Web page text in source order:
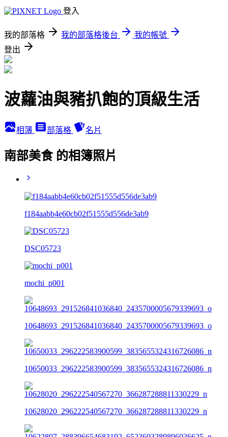
登入
我的部落格 我的部落格後台
我的帳號
登出
波蘿油與豬扒飽的頂級生活
相簿 部落格 名片
南部美食 的相簿照片
f184aabb4e60cb02f51555d556de3ab9
DSC05723
mochi_p001
10648693_291526841036840_2435700005679339693_o
10650033_296222583900599_3835655324316726086_n
10628020_296222540567270_366287288811330229_n